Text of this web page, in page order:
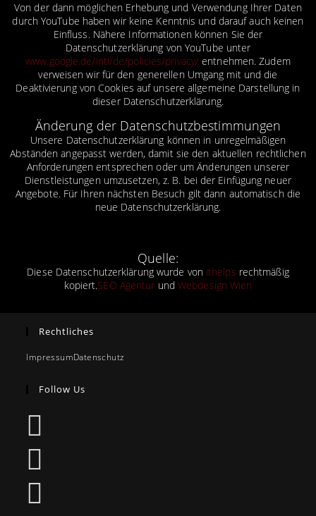
Von der dann möglichen Erhebung und Verwendung Ihrer Daten
durch YouTube haben wir keine Kenntnis und darauf auch keinen
Einfluss. Nähere Informationen können Sie der
Datenschutzerklärung von YouTube unter
www.google.de/intl/de/policies/privacy/ entnehmen. Zudem
verweisen wir für den generellen Umgang mit und die
Deaktivierung von Cookies auf unsere allgemeine Darstellung in
dieser Datenschutzerklärung.
Änderung der Datenschutzbestimmungen
Unsere Datenschutzerklärung können in unregelmäßigen
Abständen angepasst werden, damit sie den aktuellen rechtlichen
Anforderungen entsprechen oder um Änderungen unserer
Dienstleistungen umzusetzen, z. B. bei der Einfügung neuer
Angebote. Für Ihren nächsten Besuch gilt dann automatisch die
neue Datenschutzerklärung.
Quelle:
Diese Datenschutzerklärung wurde von ithelps rechtmäßig
kopiert.SEO Agentur und Webdesign Wien
Rechtliches
ImpressumDatenschutz
Follow Us